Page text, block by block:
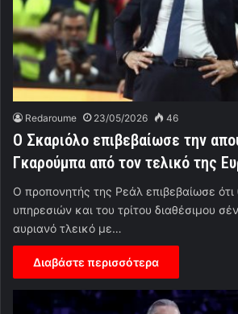
Redaroume 23/05/2026 46
Ο Σκαριόλο επιβεβαίωσε την
Γκαρούμπα από τον τελικό της
Ο προπονητής της Ρεάλ επιβεβαίωσε
υπηρεσιών και του τρίτου διαθέσιμου
αυριανό τλεικό με…
Διαβάστε περισσότερα